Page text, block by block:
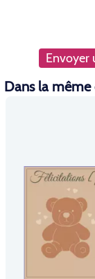
Envoyer
Dans la